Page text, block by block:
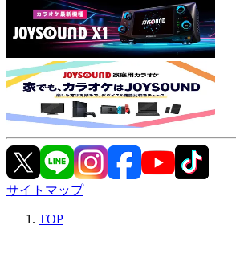
サイトマップ
TOP